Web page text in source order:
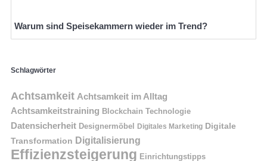
Warum sind Speisekammern wieder im Trend?
Schlagwörter
Achtsamkeit Achtsamkeit im Alltag
Achtsamkeitstraining Blockchain Technologie
Datensicherheit Designermöbel Digitales Marketing Digitale
Transformation Digitalisierung
Effizienzsteigerung Einrichtungstipps